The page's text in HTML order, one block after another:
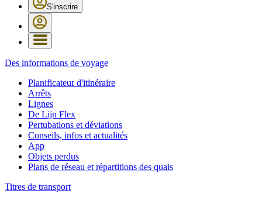
S'inscrire
Des informations de voyage
Planificateur d'itinéraire
Arrêts
Lignes
De Lijn Flex
Pertubations et déviations
Conseils, infos et actualités
App
Objets perdus
Plans de réseau et répartitions des quais
Titres de transport